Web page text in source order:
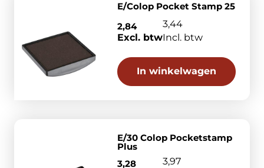
E/Colop Pocket Stamp 25
2,84
Excl. btw
3,44
Incl. btw
In winkelwagen
E/30 Colop Pocketstamp
Plus
3,28
3,97